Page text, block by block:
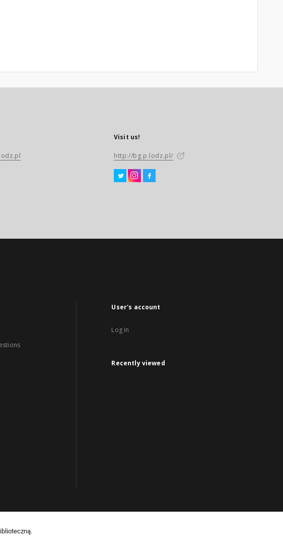
Visit us!
http://bg.p.lodz.pl/
User's account
Log in
Recently viewed